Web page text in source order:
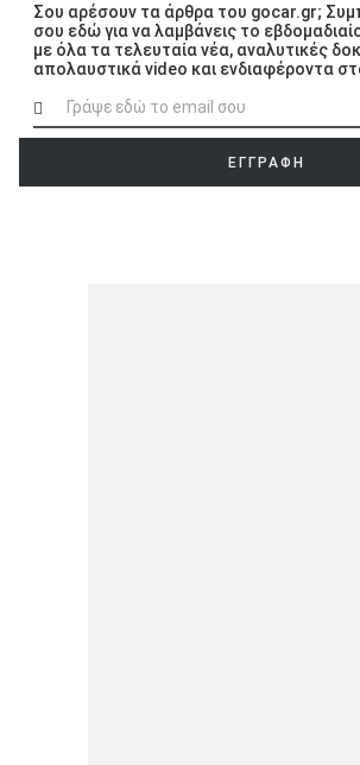
Σου αρέσουν τα άρθρα του gocar.gr;
σου εδώ για να λαμβάνεις το
με όλα τα τελευταία νέα, αναλυτικές
απολαυστικά video και ενδιαφέροντα
ΕΓΓΡΑΦΗ